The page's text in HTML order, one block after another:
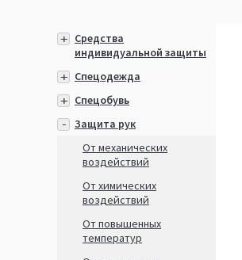
Средства
индивидуальной защиты
Спецодежда
Спецобувь
Защита рук
От механических
воздействий
От химических
воздействий
От повышенных
температур